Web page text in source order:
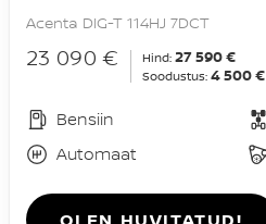
Acenta DIG-T 114HJ 7DCT
23 090 € Hind: 27 590 €
Soodustus: 4 500 €
Bensiin
Automaat
OLEN HUVITATUD!